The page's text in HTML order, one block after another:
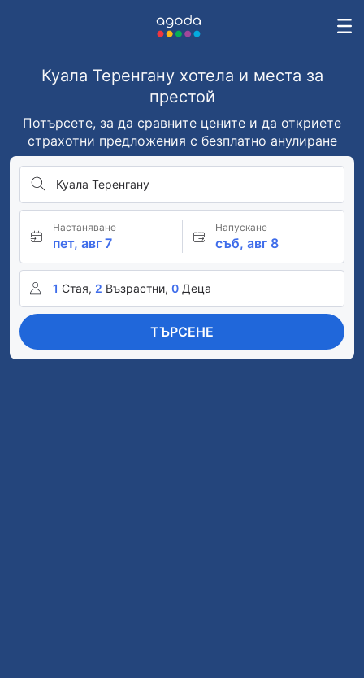
Куала Теренгану хотела и места за
престой
Потърсете, за да сравните цените и да откриете
страхотни предложения с безплатно анулиране
Куала Теренгану
Настаняване
пет, авг 7
Напускане
съб, авг 8
1 Стая, 2 Възрастни, 0 Деца
ТЪРСЕНЕ